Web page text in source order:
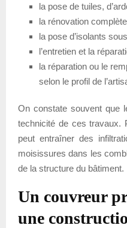
la pose de tuiles,
la rénovation
la pose d’isolants
l’entretien et la
la réparation ou le
selon le profil de
On constate souvent que
technicité de ces travaux.
peut entraîner des
moisissures dans les
de la structure du bâtiment.
Un couvreur
une